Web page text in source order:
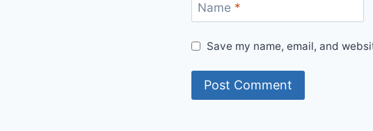
Name *
Save my name, email, and